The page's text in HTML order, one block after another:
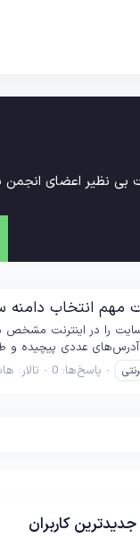
بی نظیر اعضای انجمن
را در اینترنت مشخص
پاسخ‌ها: 0 تالار:
جدیدترین کاربران